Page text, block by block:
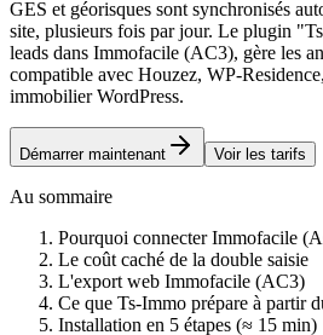
GES et géorisques sont synchronisés
site, plusieurs fois par jour. Le plugin
leads dans Immofacile (AC3), gère les
compatible avec Houzez, WP-
immobilier WordPress.
Démarrer maintenant Voir les tarifs
Au sommaire
Pourquoi connecter Immofacile
Le coût caché de la double saisie
L'export web Immofacile (AC3)
Ce que Ts-Immo prépare à partir
Installation en 5 étapes (≈ 15 min)